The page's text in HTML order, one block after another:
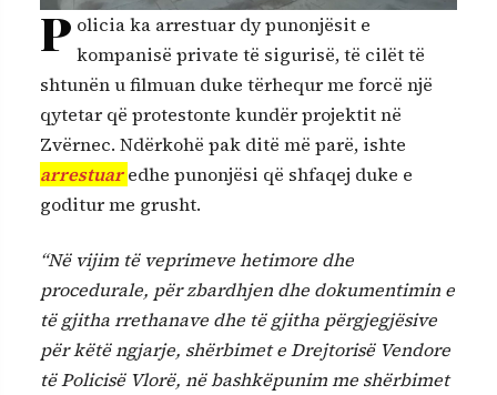
P olicia ka arrestuar dy punonjësit e
kompanisë private të sigurisë, të cilët të
shtunën u filmuan duke tërhequr me forcë një
qytetar që protestonte kundër projektit në
Zvërnec. Ndërkohë pak ditë më parë, ishte
arrestuar edhe punonjësi që shfaqej duke e
goditur me grusht.
“Në vijim të veprimeve hetimore dhe
procedurale, për zbardhjen dhe dokumentimin e
të gjitha rrethanave dhe të gjitha përgjegjësive
për këtë ngjarje, shërbimet e Drejtorisë Vendore
të Policisë Vlorë, në bashkëpunim me shërbimet